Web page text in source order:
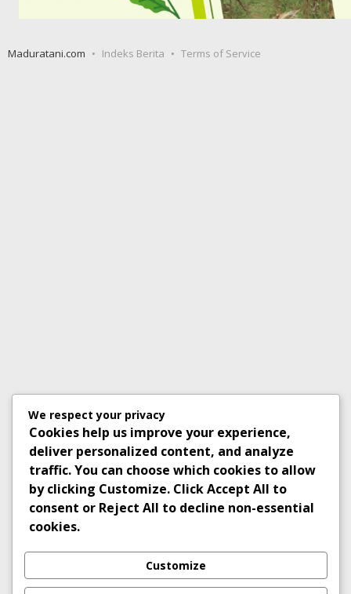
Maduratani.com Indeks Berita Terms of Service
We respect your privacy
Cookies help us improve your experience,
deliver personalized content, and analyze
traffic. You can choose which cookies to allow
by clicking Customize. ClickAccept All to
consent or Reject All to decline non-essential
cookies.
Customize